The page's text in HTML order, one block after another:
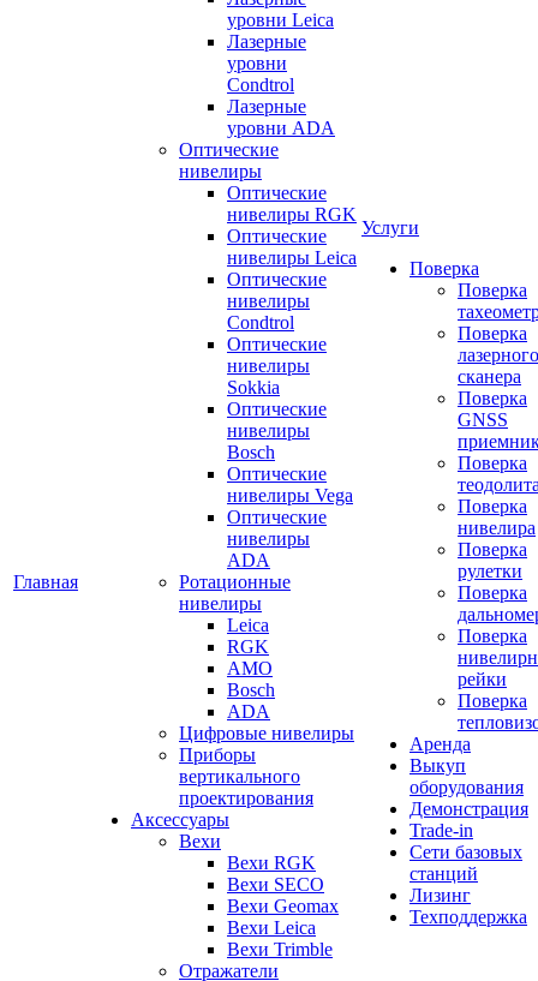
Главная
уровни Leica
Лазерные
уровни
Condtrol
Лазерные
уровни ADA
Оптические
нивелиры
Оптические
нивелиры RGK
Оптические
нивелиры Leica
Оптические
нивелиры
Condtrol
Оптические
нивелиры
Sokkia
Оптические
нивелиры
Bosch
Оптические
нивелиры Vega
Оптические
нивелиры
ADA
Ротационные
нивелиры
Leica
RGK
AMO
Bosch
ADA
Цифровые нивелиры
Приборы
вертикального
проектирования
Аксессуары
Вехи
Вехи RGK
Вехи SECO
Вехи Geomax
Вехи Leica
Вехи Trimble
Отражатели
Услуги
Поверка
Поверка
Поверка
лазерного
сканера
Поверка
GNSS
Поверка
Поверка
нивелира
Поверка
рулетки
Поверка
Поверка
рейки
Поверка
Аренда
Выкуп
оборудования
Демонстрация
Trade-in
Сети базовых
станций
Лизинг
Техподдержка